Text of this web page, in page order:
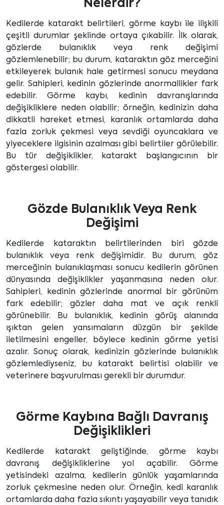
Nelerdir?
Kedilerde katarakt belirtileri, görme kaybı ile ilişkili
çeşitli durumlar şeklinde ortaya çıkabilir. İlk olarak,
gözlerde bulanıklık veya renk değişimi
gözlemlenebilir; bu durum, kataraktın göz merceğini
etkileyerek bulanık hale getirmesi sonucu meydana
gelir. Sahipleri, kedinin gözlerinde anormallikler fark
edebilir. Görme kaybı, kedinin davranışlarında
değişikliklere neden olabilir; örneğin, kedinizin daha
dikkatli hareket etmesi, karanlık ortamlarda daha
fazla zorluk çekmesi veya sevdiği oyuncaklara ve
yiyeceklere ilgisinin azalması gibi belirtiler görülebilir.
Bu tür değişiklikler, katarakt başlangıcının bir
göstergesi olabilir.
Gözde Bulanıklık Veya Renk
Değişimi
Kedilerde kataraktın belirtilerinden biri gözde
bulanıklık veya renk değişimidir. Bu durum, göz
merceğinin bulanıklaşması sonucu kedilerin görünen
dünyasında değişiklikler yaşanmasına neden olur.
Sahipleri, kedinin gözlerinde anormal bir görünüm
fark edebilir; gözler daha mat ve açık renkli
görünebilir. Bu bulanıklık, kedinin görüş alanında
ışıktan gelen yansımaların düzgün bir şekilde
iletilmesini engeller, böylece kedinin görme yetisi
azalır. Sonuç olarak, kedinizin gözlerinde bulanıklık
gözlemlediyseniz, bu katarakt belirtisi olabilir ve
veterinere başvurulması gerekli bir durumdur.
Görme Kaybına Bağlı Davranış
Değişiklikleri
Kedilerde katarakt geliştiğinde, görme kaybı
davranış değişikliklerine yol açabilir. Görme
yetisindeki azalma, kedilerin günlük yaşamlarında
zorluk çekmesine neden olur. Örneğin, kedi karanlık
ortamlarda daha fazla sıkıntı yaşayabilir veya tanıdık